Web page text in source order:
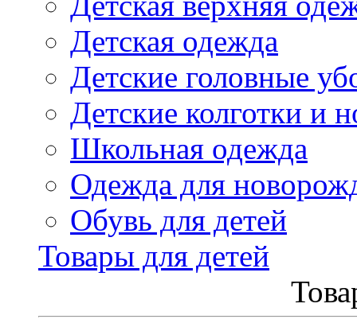
Детская одежда
Детские головные
Детские колготки и
Школьная одежда
Одежда для
Обувь для детей
Товары для детей